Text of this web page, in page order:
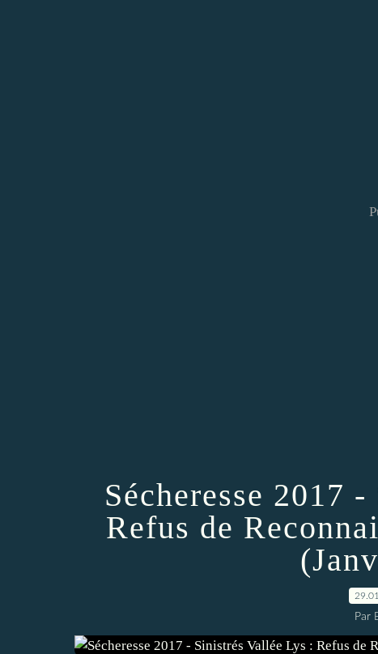
Sécheresse 2017
Refus de
Par